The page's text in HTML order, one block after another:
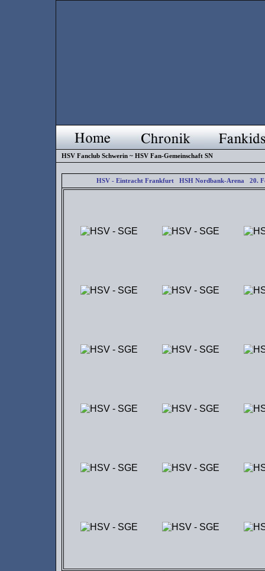
HSV Fanclub Schwerin ~ HSV Fan-Gemeinschaft SN
HSV - Eintracht Frankfurt HSH Nordbank-Arena 20.